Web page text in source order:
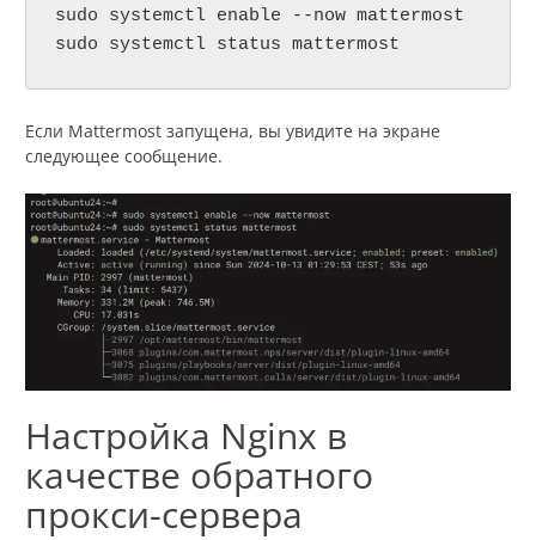
sudo systemctl enable --now mattermost
sudo systemctl status mattermost
Если Mattermost запущена, вы увидите на экране
следующее сообщение.
Настройка Nginx в
качестве обратного
прокси-сервера